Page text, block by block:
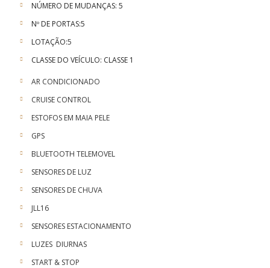
NÚMERO DE MUDANÇAS: 5
Nº DE PORTAS:5
LOTAÇÃO:5
CLASSE DO VEÍCULO: CLASSE 1
AR CONDICIONADO
CRUISE CONTROL
ESTOFOS EM MAIA PELE
GPS
BLUETOOTH TELEMOVEL
SENSORES DE LUZ
SENSORES DE CHUVA
JLL16
SENSORES ESTACIONAMENTO
LUZES DIURNAS
START & STOP